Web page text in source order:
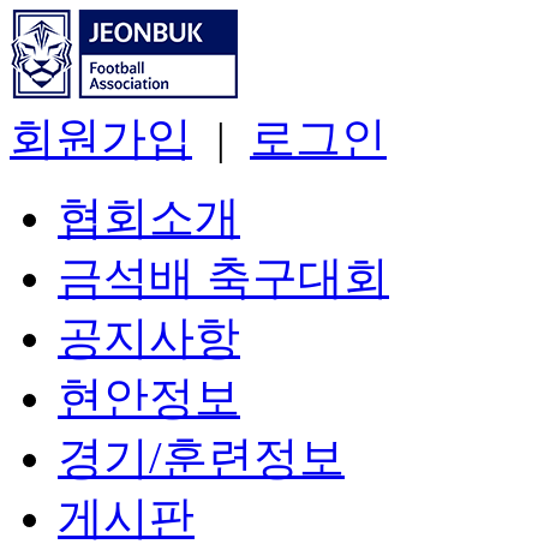
회원가입 | 로그인
협회소개
금석배 축구대회
공지사항
현안정보
경기/훈련정보
게시판